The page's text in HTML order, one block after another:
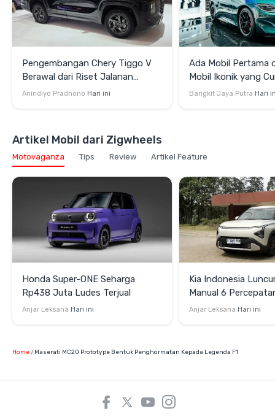
Pengembangan Chery Tiggo V
Berawal dari Riset Jalanan
Indonesia
Anindiyo Pradhono Hari ini
Ada Mobil Pertama
Mobil Ikonik yang
di GIIAS 2026
Bangkit Jaya Putra Hari
Artikel Mobil dari Zigwheels
Motovaganza Tips Review Artikel Feature
Honda Super-ONE Seharga
Rp438 Juta Ludes Terjual
Anjar Leksana Hari ini
Kia Indonesia
Manual 6
Rp269 Juta
Anjar Leksana Hari ini
Home Maserati MC20 Prototype Bentuk Penghormatan Kepada Legenda F1